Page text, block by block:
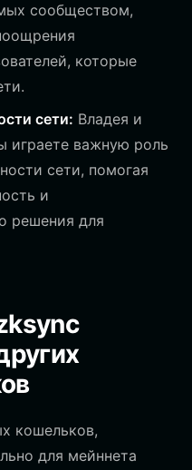
сообществом,
которые
сети: Владея и
играете важную роль
сети, помогая
и
решения для
кошельков,
для мейннета